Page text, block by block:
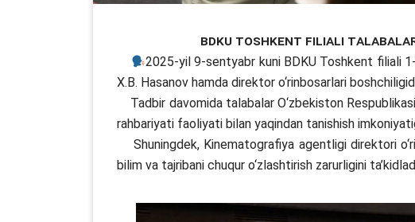
BDKU Toshkent filiali talabalari
2025-yil 9-sentyabr kuni BDKU Toshkent filiali
X.B. Hasanov hamda direktor o‘rinbosarlari
Tadbir davomida talabalar O‘zbekiston
rahbariyati faoliyati bilan yaqindan tanishish
Shuningdek, Kinematografiya agentligi direktori
bilim va tajribani chuqur o‘zlashtirish zarurligini